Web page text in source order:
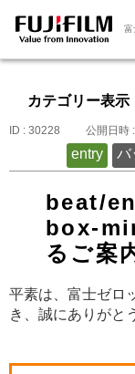
富
カテゴリー表示
ID : 30228 公開日時
entry バ
beat/
box-
るご案
平素は、富士ゼロ
き、誠にありがと